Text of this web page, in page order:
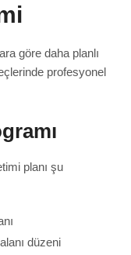
göre daha planlı
profesyonel
planı şu
düzeni